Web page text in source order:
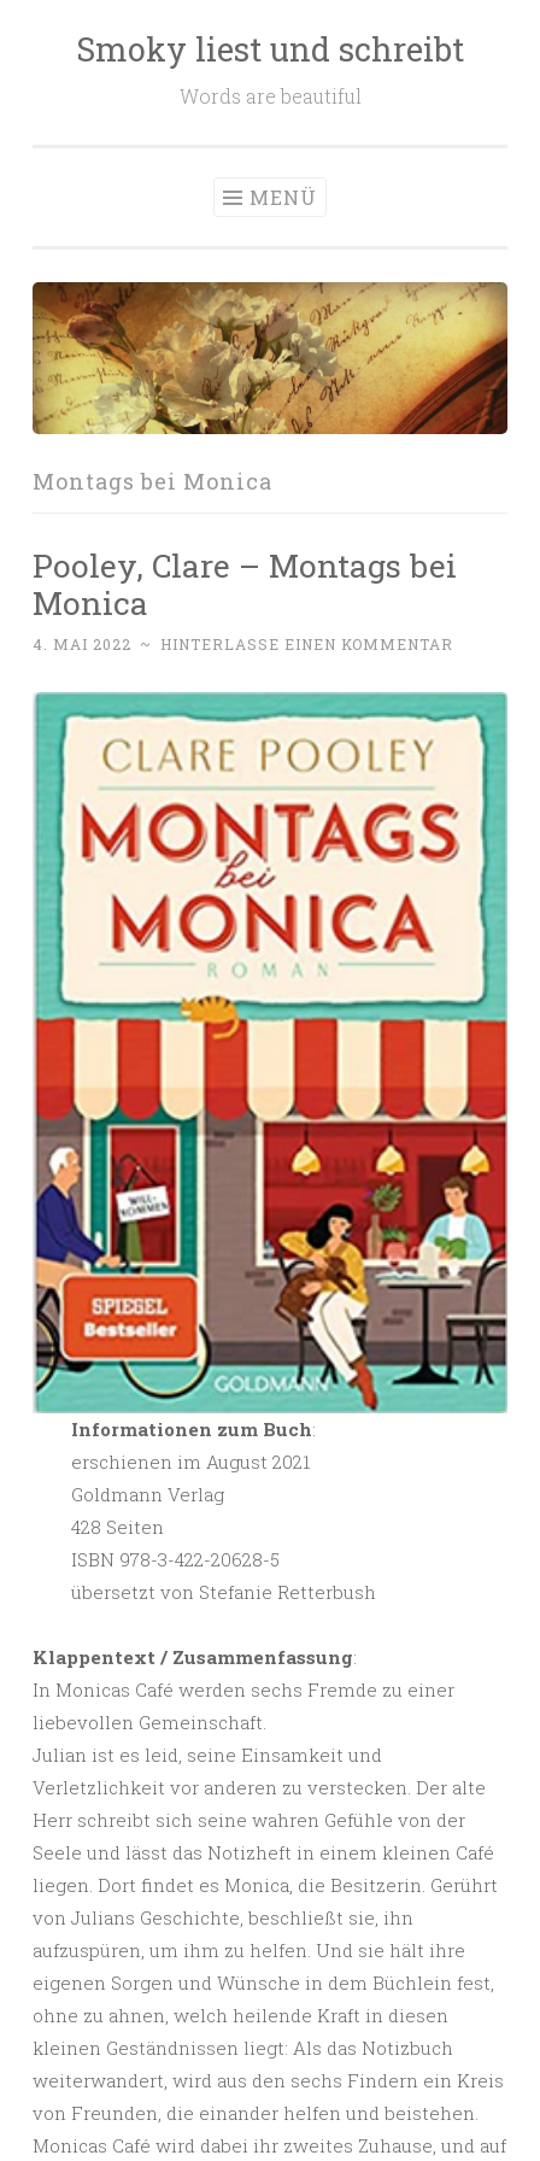
Smoky liest und schreibt
Words are beautiful
MENÜ
Montags bei Monica
Pooley, Clare – Montags bei
Monica
4. MAI 2022 ~ HINTERLASSE EINEN KOMMENTAR
Informationen zum Buch:
erschienen im August 2021
Goldmann Verlag
428 Seiten
ISBN 978-3-422-20628-5
übersetzt von Stefanie Retterbush
Klappentext / Zusammenfassung:
In Monicas Café werden sechs Fremde zu einer
liebevollen Gemeinschaft.
Julian ist es leid, seine Einsamkeit und
Verletzlichkeit vor anderen zu verstecken. Der alte
Herr schreibt sich seine wahren Gefühle von der
Seele und lässt das Notizheft in einem kleinen Café
liegen. Dort findet es Monica, die Besitzerin. Gerührt
von Julians Geschichte, beschließt sie, ihn
aufzuspüren, um ihm zu helfen. Und sie hält ihre
eigenen Sorgen und Wünsche in dem Büchlein fest,
ohne zu ahnen, welch heilende Kraft in diesen
kleinen Geständnissen liegt: Als das Notizbuch
weiterwandert, wird aus den sechs Findern ein Kreis
von Freunden, die einander helfen und beistehen.
Monicas Café wird dabei ihr zweites Zuhause, und auf